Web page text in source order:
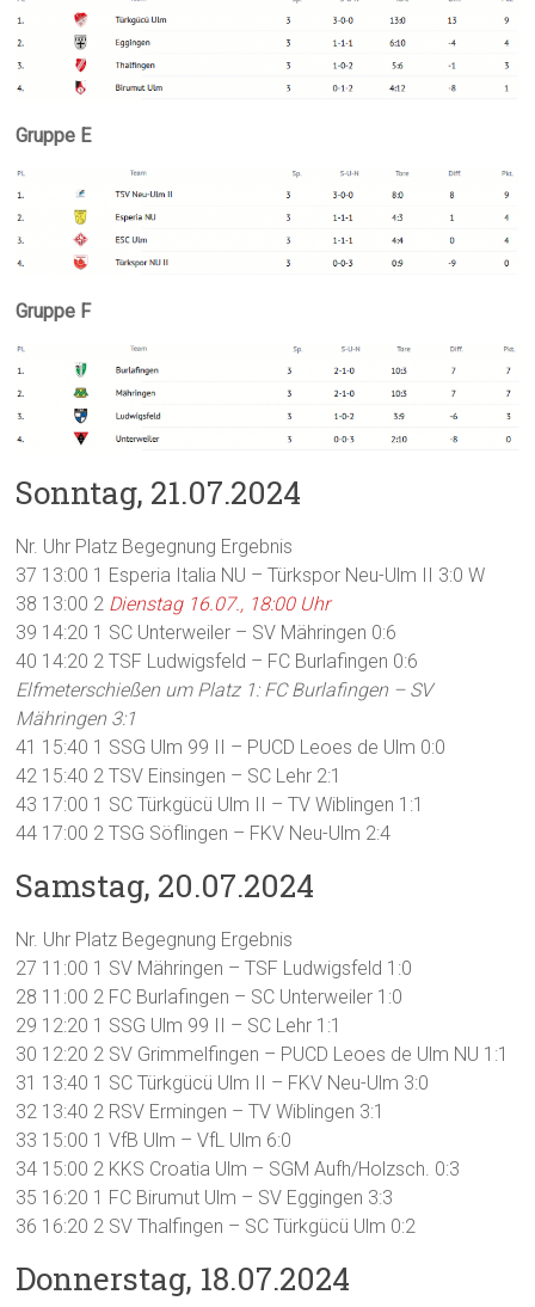
Gruppe E
Gruppe F
Sonntag, 21.07.2024
Nr. Uhr Platz Begegnung Ergebnis
37 13:00 1 Esperia Italia NU – Türkspor Neu-Ulm II 3:0 W
38 13:00 2 Dienstag 16.07., 18:00 Uhr
39 14:20 1 SC Unterweiler – SV Mähringen 0:6
40 14:20 2 TSF Ludwigsfeld – FC Burlafingen 0:6
Elfmeterschießen um Platz 1: FC Burlafingen – SV
Mähringen 3:1
41 15:40 1 SSG Ulm 99 II – PUCD Leoes de Ulm 0:0
42 15:40 2 TSV Einsingen – SC Lehr 2:1
43 17:00 1 SC Türkgücü Ulm II – TV Wiblingen 1:1
44 17:00 2 TSG Söflingen – FKV Neu-Ulm 2:4
Samstag, 20.07.2024
Nr. Uhr Platz Begegnung Ergebnis
27 11:00 1 SV Mähringen – TSF Ludwigsfeld 1:0
28 11:00 2 FC Burlafingen – SC Unterweiler 1:0
29 12:20 1 SSG Ulm 99 II – SC Lehr 1:1
30 12:20 2 SV Grimmelfingen – PUCD Leoes de Ulm NU 1:1
31 13:40 1 SC Türkgücü Ulm II – FKV Neu-Ulm 3:0
32 13:40 2 RSV Ermingen – TV Wiblingen 3:1
33 15:00 1 VfB Ulm – VfL Ulm 6:0
34 15:00 2 KKS Croatia Ulm – SGM Aufh/Holzsch. 0:3
35 16:20 1 FC Birumut Ulm – SV Eggingen 3:3
36 16:20 2 SV Thalfingen – SC Türkgücü Ulm 0:2
Donnerstag, 18.07.2024